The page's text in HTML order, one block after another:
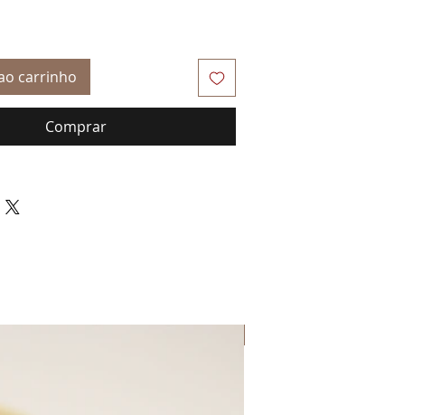
carrinho
Comprar